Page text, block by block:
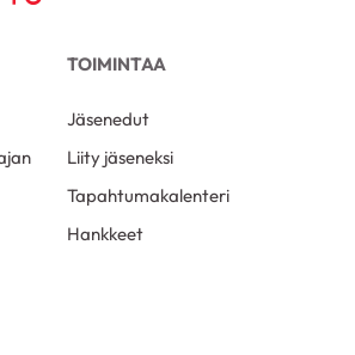
TOIMINTAA
Jäsenedut
Liity jäseneksi
Tapahtumakalenteri
Hankkeet